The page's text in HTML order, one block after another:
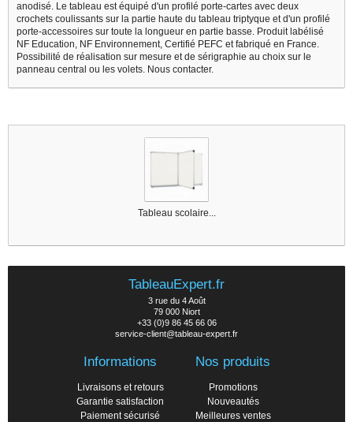
anodisé. Le tableau est équipé d'un profilé porte-cartes avec deux
crochets coulissants sur la partie haute du tableau triptyque et d'un profilé
porte-accessoires sur toute la longueur en partie basse. Produit labélisé
NF Education, NF Environnement, Certifié PEFC et fabriqué en France.
Possibilité de réalisation sur mesure et de sérigraphie au choix sur le
panneau central ou les volets. Nous contacter.
Tableau scolaire...
TableauExpert.fr
3 rue du 4 Août
79 000 Niort
+33 (0)9 86 45 66 06
service-client@tableau-expert.fr
Informations
Livraisons et retours
Garantie satisfaction
Paiement sécurisé
Nos produits
Promotions
Nouveautés
Meilleures ventes